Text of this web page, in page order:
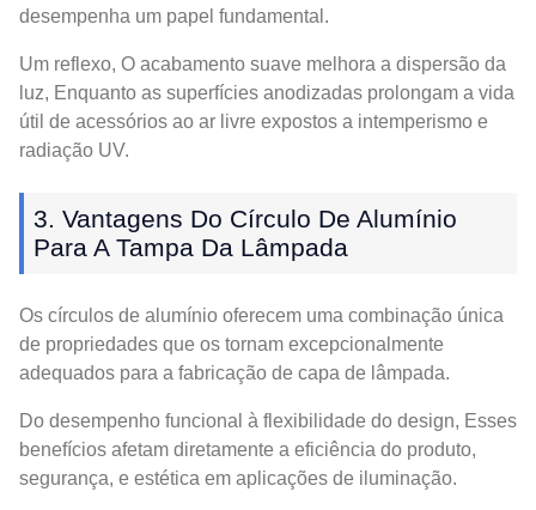
desempenha um papel fundamental.
Um reflexo, O acabamento suave melhora a dispersão da
luz, Enquanto as superfícies anodizadas prolongam a vida
útil de acessórios ao ar livre expostos a intemperismo e
radiação UV.
3. Vantagens Do Círculo De Alumínio
Para A Tampa Da Lâmpada
Os círculos de alumínio oferecem uma combinação única
de propriedades que os tornam excepcionalmente
adequados para a fabricação de capa de lâmpada.
Do desempenho funcional à flexibilidade do design, Esses
benefícios afetam diretamente a eficiência do produto,
segurança, e estética em aplicações de iluminação.